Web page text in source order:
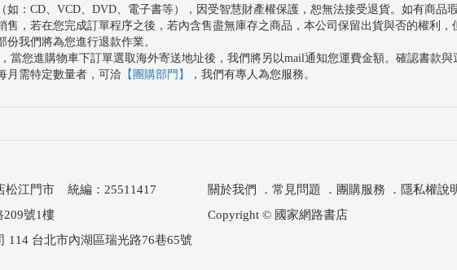
如：CD、VCD、DVD、電子書等），因受智慧財產權保護，恕無法接受退貨。如有商品
售，若在您完成訂單程序之後，若內含售盡無庫存之商品，本公司保留出貨與否的權利
我們將為您進行退款作業。
當您進購物車下訂單選取海外寄送地址後，我們將另以mail通知您運費金額。確認書款
月需特定數量者，可洽 【團購部門】 ，我們有專人為您服務。
松江門市 統編：25511417
209號1樓
關於我們 ． 常見問題 ． 團購服務 ． 隱私權說
Copyright © 國家網路書店
114 台北市內湖區瑞光路76巷65號